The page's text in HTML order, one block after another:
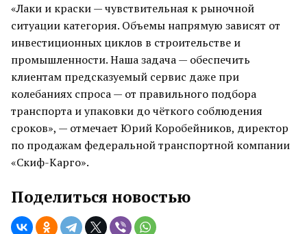
«Лаки и краски — чувствительная к рыночной
ситуации категория. Объемы напрямую зависят от
инвестиционных циклов в строительстве и
промышленности. Наша задача — обеспечить
клиентам предсказуемый сервис даже при
колебаниях спроса — от правильного подбора
транспорта и упаковки до чёткого соблюдения
сроков», — отмечает Юрий Коробейников, директор
по продажам федеральной транспортной компании
«Скиф-Карго».
Поделиться новостью